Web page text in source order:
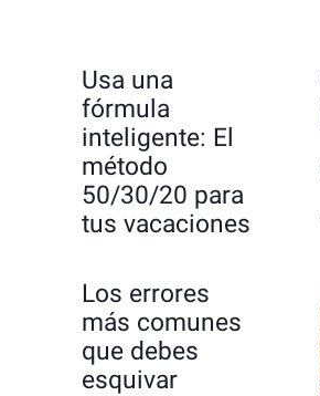
Usa una
fórmula
inteligente: El
método
50/30/20 para
tus vacaciones
Los errores
más comunes
que debes
esquivar